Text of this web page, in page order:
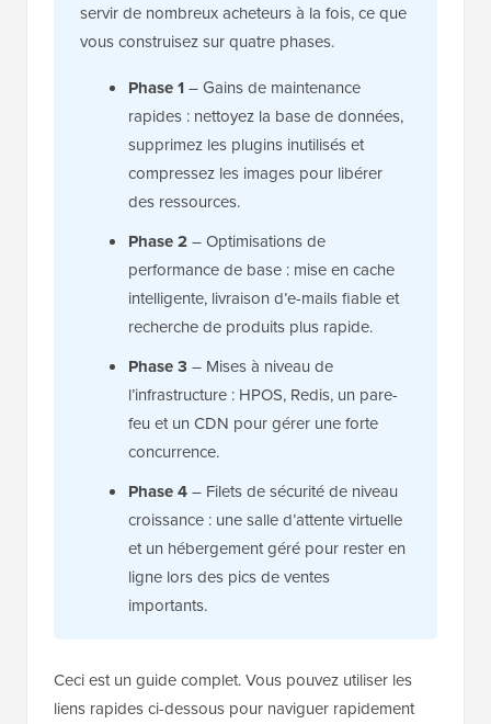
servir de nombreux acheteurs à la fois, ce que
vous construisez sur quatre phases.
Phase 1– Gains de maintenance
rapides : nettoyez la base de données,
supprimez les plugins inutilisés et
compressez les images pour libérer
des ressources.
Phase 2– Optimisations de
performance de base : mise en cache
intelligente, livraison d’e-mails fiable et
recherche de produits plus rapide.
Phase 3 – Mises à niveau de
l’infrastructure : HPOS, Redis, un pare-
feu et un CDN pour gérer une forte
concurrence.
Phase 4– Filets de sécurité de niveau
croissance : une salle d’attente virtuelle
et un hébergement géré pour rester en
ligne lors des pics de ventes
importants.
Ceci est un guide complet. Vous pouvez utiliser les
liens rapides ci-dessous pour naviguer rapidement